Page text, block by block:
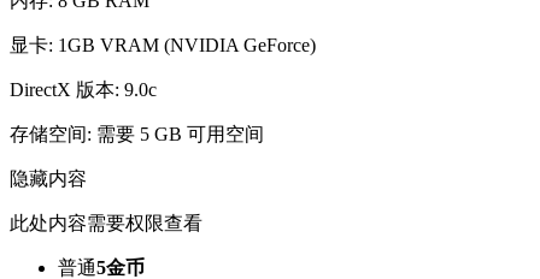
显卡: 1GB VRAM (NVIDIA GeForce)
DirectX 版本: 9.0c
存储空间: 需要 5 GB 可用空间
隐藏内容
此处内容需要权限查看
普通5金币